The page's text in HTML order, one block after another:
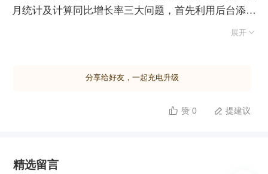
月统计及计算同比增长率三大问题，首先利用后台添加
列功能，通过“数量×单价×(1- 折扣)"公式自动补全销售
括标记为日期表、设置月份按数值排序以防乱序，并与
CALCULATE 函数结合 SUM 聚合销售数据，借助
误。最后，基于上述模型创建超级透视表与透视图，将
展开 
分享给好友，一起充电升级
 赞 0  提建议
精选留言